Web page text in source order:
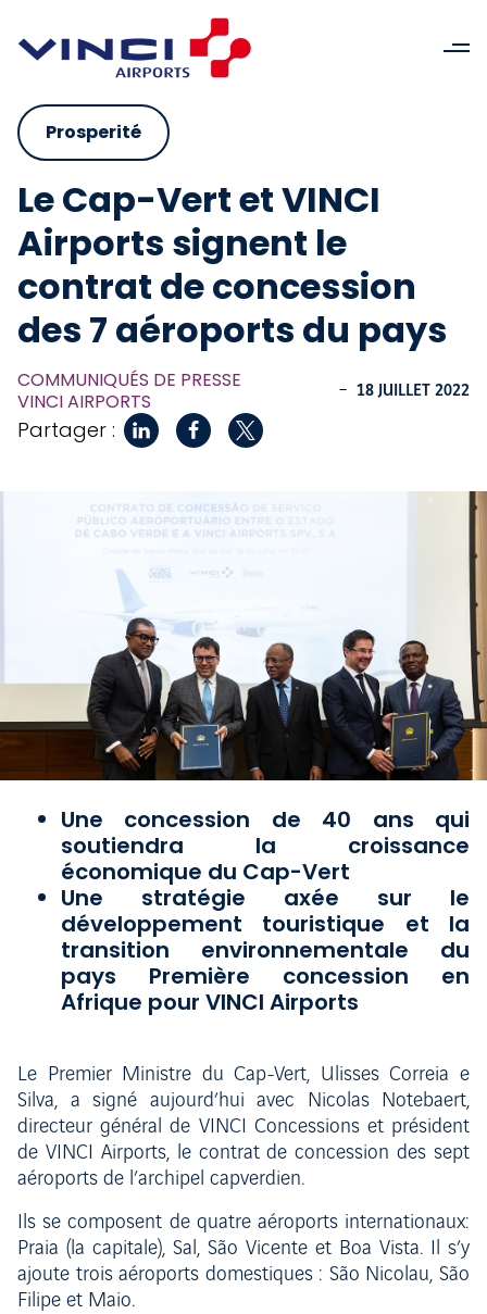
Prosperité
Le Cap-Vert et VINCI
Airports signent le
contrat de concession
des 7 aéroports du pays
COMMUNIQUÉS DE PRESSE
VINCI AIRPORTS
- 18 JUILLET 2022
Partager :
Une concession de 40 ans qui
soutiendra la croissance
économique du Cap-Vert
Une stratégie axée sur le
développement touristique et la
transition environnementale du
pays Première concession en
Afrique pour VINCI Airports
Le Premier Ministre du Cap-Vert, Ulisses Correia e
Silva, a signé aujourd’hui avec Nicolas Notebaert,
directeur général de VINCI Concessions et président
de VINCI Airports, le contrat de concession des sept
aéroports de l’archipel capverdien.
Ils se composent de quatre aéroports internationaux:
Praia (la capitale), Sal, São Vicente et Boa Vista. Il s’y
ajoute trois aéroports domestiques : São Nicolau, São
Filipe et Maio.